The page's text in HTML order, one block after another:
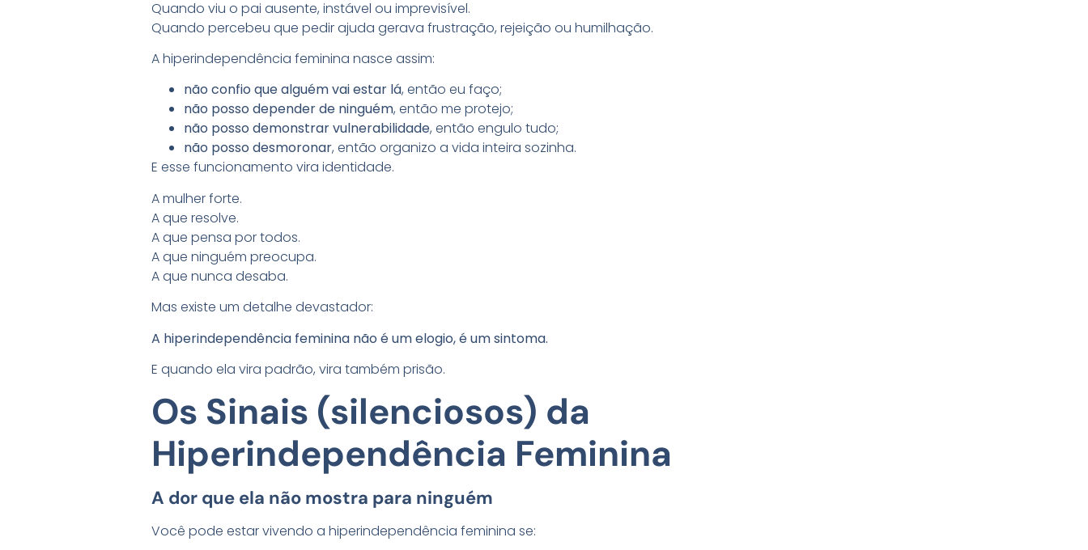
Quando viu o pai ausente, instável ou imprevisível.
Quando percebeu que pedir ajuda gerava frustração, rejeição ou humilhação.
A hiperindependência feminina nasce assim:
não confio que alguém vai estar lá, então eu faço;
não posso depender de ninguém, então me protejo;
não posso demonstrar vulnerabilidade, então engulo tudo;
não posso desmoronar, então organizo a vida inteira sozinha.
E esse funcionamento vira identidade.
A mulher forte.
A que resolve.
A que pensa por todos.
A que ninguém preocupa.
A que nunca desaba.
Mas existe um detalhe devastador:
A hiperindependência feminina não é um elogio, é um sintoma.
E quando ela vira padrão, vira também prisão.
Os Sinais (silenciosos) da
Hiperindependência Feminina
A dor que ela não mostra para ninguém
Você pode estar vivendo a hiperindependência feminina se: